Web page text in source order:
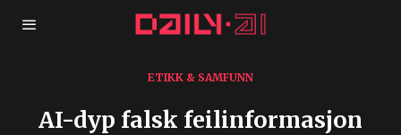
ETIKK & SAMFUNN
AI-dyp falsk feilinformasjon